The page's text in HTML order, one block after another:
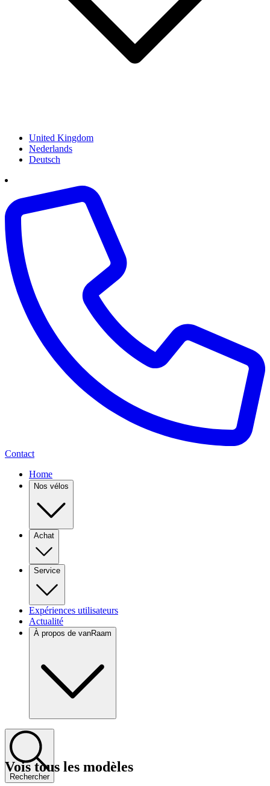
United Kingdom
Nederlands
Deutsch
Contact
Home
Nos vélos
Achat
Service
Expériences utilisateurs
Actualité
À propos de vanRaam
Rechercher
Vois tous les modèles